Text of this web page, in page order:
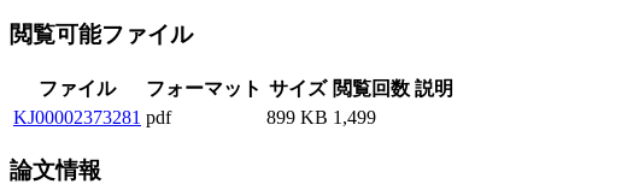
閲覧可能ファイル
ファイル フォーマット サイズ 閲覧回数 説明
KJ00002373281 pdf 899 KB 1,499
論文情報